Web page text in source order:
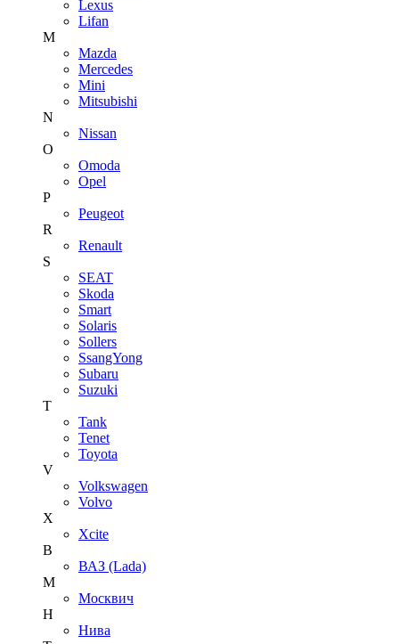
Lexus
Lifan
M
Mazda
Mercedes
Mini
Mitsubishi
N
Nissan
O
Omoda
Opel
P
Peugeot
R
Renault
S
SEAT
Skoda
Smart
Solaris
Sollers
SsangYong
Subaru
Suzuki
T
Tank
Tenet
Toyota
V
Volkswagen
Volvo
X
Xcite
В
ВАЗ (Lada)
М
Москвич
Н
Нива